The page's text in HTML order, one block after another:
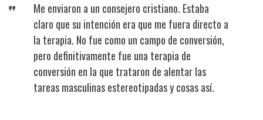
Me enviaron a un consejero cristiano. Estaba
claro que su intención era que me fuera directo a
la terapia. No fue como un campo de conversión,
pero definitivamente fue una terapia de
conversión en la que trataron de alentar las
tareas masculinas estereotipadas y cosas así.